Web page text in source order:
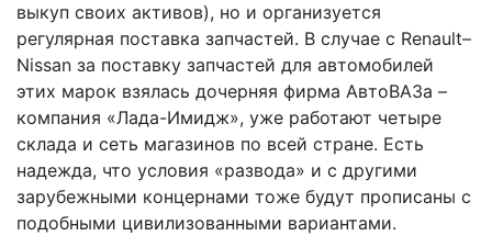
выкуп своих активов), но и организуется
регулярная поставка запчастей. В случае с Renault–
Nissan за поставку запчастей для автомобилей
этих марок взялась дочерняя фирма АвтоВАЗа –
компания «Лада-Имидж», уже работают четыре
склада и сеть магазинов по всей стране. Есть
надежда, что условия «развода» и с другими
зарубежными концернами тоже будут прописаны с
подобными цивилизованными вариантами.